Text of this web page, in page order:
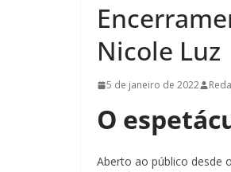
Nicole Luz
5 de janeiro de 2022
O
Aberto ao público desde